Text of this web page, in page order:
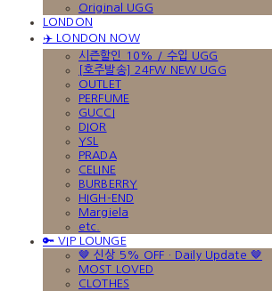
Original UGG
LONDON
✈️ LONDON NOW
시즌할인 10% / 수입 UGG
[호주발송] 24FW NEW UGG
OUTLET
PERFUME
GUCCI
DIOR
YSL
PRADA
CELINE
BURBERRY
HIGH-END
Margiela
etc.
🔑 VIP LOUNGE
🤎 신상 5% OFF · Daily Update 🤎
MOST LOVED
CLOTHES